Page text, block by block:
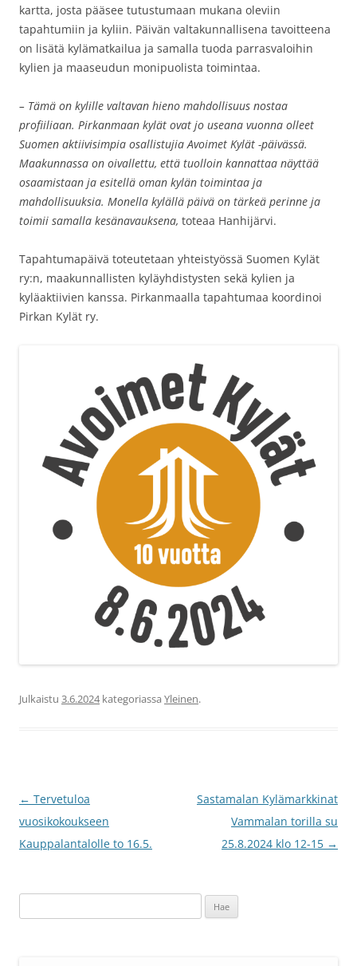
kartta, josta pääsee tutustumaan mukana oleviin
tapahtumiin ja kyliin. Päivän valtakunnallisena tavoitteena
on lisätä kylämatkailua ja samalla tuoda parrasvaloihin
kylien ja maaseudun monipuolista toimintaa.
– Tämä on kylille valtavan hieno mahdollisuus nostaa
profiiliaan. Pirkanmaan kylät ovat jo useana vuonna olleet
Suomen aktiivisimpia osallistujia Avoimet Kylät -päivässä.
Maakunnassa on oivallettu, että tuolloin kannattaa näyttää
osaamistaan ja esitellä oman kylän toimintaa ja
mahdollisuuksia. Monella kylällä päivä on tärkeä perinne ja
toimii samalla kesänavauksena, toteaa Hanhijärvi.
Tapahtumapäivä toteutetaan yhteistyössä Suomen Kylät
ry:n, maakunnallisten kyläyhdistysten sekä kylien ja
kyläaktiivien kanssa. Pirkanmaalla tapahtumaa koordinoi
Pirkan Kylät ry.
Julkaistu 3.6.2024kategoriassa Yleinen.
Artikkelien
selaus
← Tervetuloa
vuosikokoukseen
Kauppalantalolle to 16.5.
Sastamalan Kylämarkkinat
Vammalan torilla su
25.8.2024 klo 12-15 →